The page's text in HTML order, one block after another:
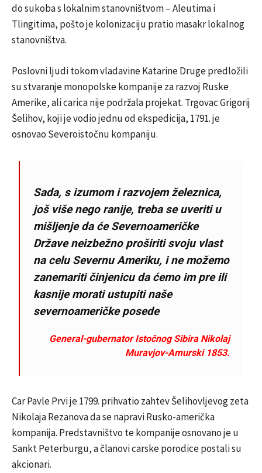
do sukoba s lokalnim stanovništvom – Aleutima i
Tlingitima, pošto je kolonizaciju pratio masakr lokalnog
stanovništva.
Poslovni ljudi tokom vladavine Katarine Druge predložili
su stvaranje monopolske kompanije za razvoj Ruske
Amerike, ali carica nije podržala projekat. Trgovac Grigorij
Šelihov, koji je vodio jednu od ekspedicija, 1791. je
osnovao Severoistočnu kompaniju.
Sada, s izumom i razvojem železnica,
još više nego ranije, treba se uveriti u
mišljenje da će Severnoameričke
Države neizbežno proširiti svoju vlast
na celu Severnu Ameriku, i ne možemo
zanemariti činjenicu da ćemo im pre ili
kasnije morati ustupiti naše
severnoameričke posede
General-gubernator Istočnog Sibira Nikolaj
Muravjov-Amurski 1853.
Car Pavle Prvi je 1799. prihvatio zahtev Šelihovljevog zeta
Nikolaja Rezanova da se napravi Rusko-američka
kompanija. Predstavništvo te kompanije osnovano je u
Sankt Peterburgu, a članovi carske porodice postali su
akcionari.